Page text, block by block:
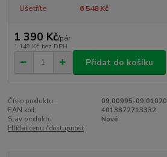
Ušetříte 6 548 Kč
1 390 Kč/pár
1 149 Kč bez DPH
Přidat do košíku
Číslo produktu:
09.00995-09.01020
EAN kód:
4013872713332
Stav produktu:
Nové
Hlídat cenu / dostupnost